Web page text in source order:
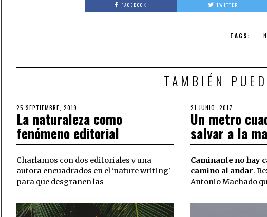
FACEBOOK TWITTER
TAGS:
TAMBIÉN
POSTED
ON
25 SEPTIEMBRE, 2019
ENERO,
2020
La naturaleza como
fenómeno editorial
Charlamos con dos editoriales y una
autora encuadrados en el 'nature writing'
para que desgranen las
POSTED
ON
21 JUNIO, 2017
NOVIEMBRE,
2018
Un metro
salvar a la
Caminante no hay
camino al andar.
Antonio Machado